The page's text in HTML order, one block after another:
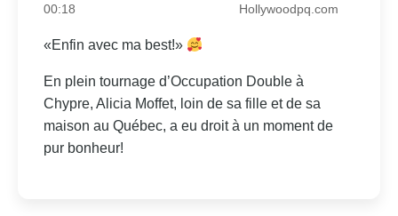
00:18
Hollywoodpq.com
«Enfin avec ma best!»
En plein tournage d’Occupation Double à
Chypre, Alicia Moffet, loin de sa fille et de sa
maison au Québec, a eu droit à un moment de
pur bonheur!